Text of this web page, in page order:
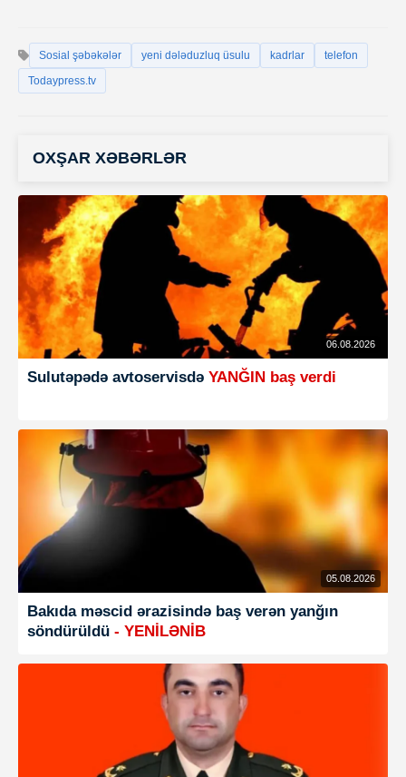
Sosial şəbəkələr yeni dələduzluq üsulu kadrlar
telefon
Todaypress.tv
OXŞAR XƏBƏRLƏR
06.08.2026
Sulutəpədə avtoservisdə YANĞIN baş verdi
05.08.2026
Bakıda məscid ərazisində baş verən yanğın
söndürüldü - YENİLƏNİB